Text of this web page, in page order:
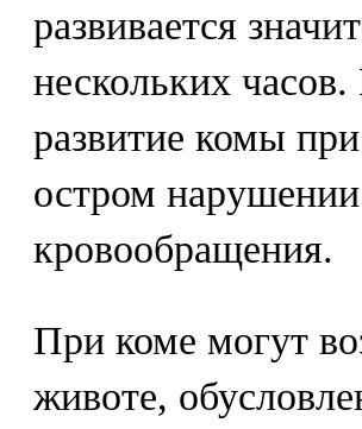
развивается
нескольких
развитие комы
остром
кровообращения.
При коме могут
животе,